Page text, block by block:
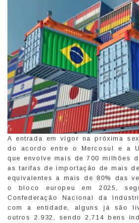
A entrada em vigor na próxima
do acordo entre o Mercosul e a
que envolve mais de 700 milhões
as tarifas de importação de mais
equivalentes a mais de 80% das
o bloco europeu em 2025,
Confederação Nacional da
com a entidade, alguns já são
outros 2.932, sendo 2,714 bens